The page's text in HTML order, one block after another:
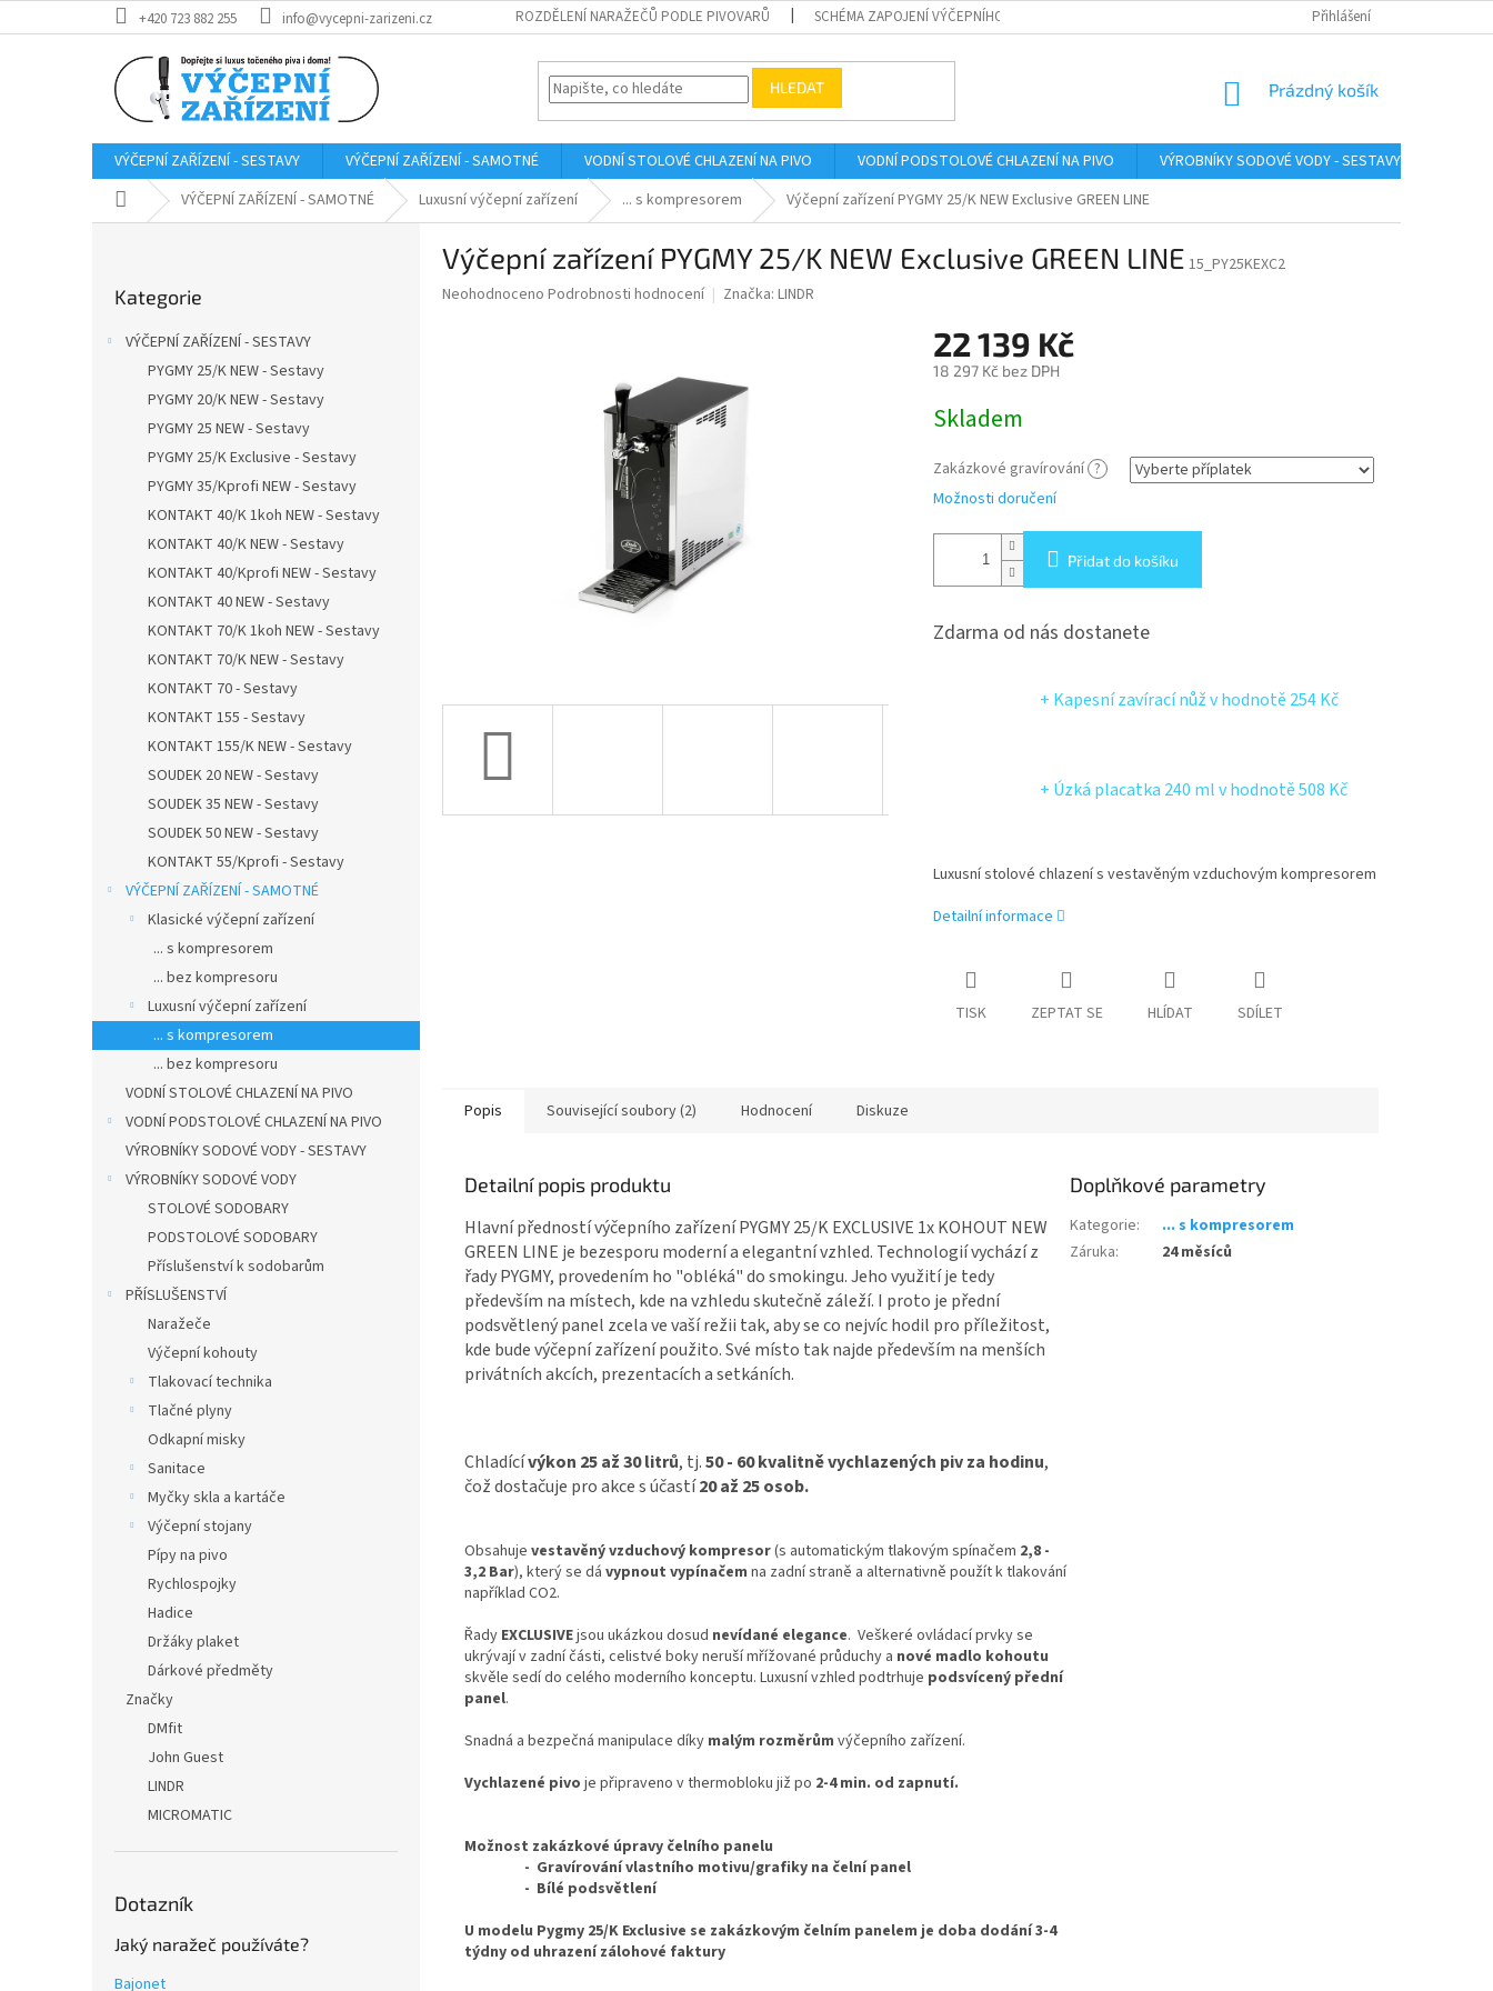
na
+420 723 882 255 info@vycepni-zarizeni.cz ROZDĚLENÍ NARAŽEČŮ PODLE PIVOVARŮ SCHÉMA ZAPOJENÍ VÝČEPNÍHO ZAŘÍZENÍ INSTRUKTÁŽNÍ VIDEA
Přihlášení
HLEDAT
NÁKUPNÍ
Prázdný košík
VÝČEPNÍ ZAŘÍZENÍ - SESTAVY VÝČEPNÍ ZAŘÍZENÍ - SAMOTNÉ VODNÍ STOLOVÉ CHLAZENÍ NA PIVO VODNÍ PODSTOLOVÉ CHLAZENÍ NA PIVO VÝROBNÍKY SODOVÉ VODY - SESTAVY
Domů VÝČEPNÍ ZAŘÍZENÍ - SAMOTNÉ Luxusní výčepní zařízení ... s kompresorem Výčepní zařízení PYGMY 25/K NEW Exclusive GREEN LINE
kategorie
Kategorie
VÝČEPNÍ ZAŘÍZENÍ - SESTAVY
PYGMY 25/K NEW - Sestavy
PYGMY 20/K NEW - Sestavy
PYGMY 25 NEW - Sestavy
PYGMY 25/K Exclusive - Sestavy
PYGMY 35/Kprofi NEW - Sestavy
KONTAKT 40/K 1koh NEW - Sestavy
KONTAKT 40/K NEW - Sestavy
KONTAKT 40/Kprofi NEW - Sestavy
KONTAKT 40 NEW - Sestavy
KONTAKT 70/K 1koh NEW - Sestavy
KONTAKT 70/K NEW - Sestavy
KONTAKT 70 - Sestavy
KONTAKT 155 - Sestavy
KONTAKT 155/K NEW - Sestavy
SOUDEK 20 NEW - Sestavy
SOUDEK 35 NEW - Sestavy
SOUDEK 50 NEW - Sestavy
KONTAKT 55/Kprofi - Sestavy
VÝČEPNÍ ZAŘÍZENÍ - SAMOTNÉ
Klasické výčepní zařízení
... s kompresorem
... bez kompresoru
Luxusní výčepní zařízení
... s kompresorem
... bez kompresoru
VODNÍ STOLOVÉ CHLAZENÍ NA PIVO
VODNÍ PODSTOLOVÉ CHLAZENÍ NA PIVO
VÝROBNÍKY SODOVÉ VODY - SESTAVY
VÝROBNÍKY SODOVÉ VODY
STOLOVÉ SODOBARY
PODSTOLOVÉ SODOBARY
Příslušenství k sodobarům
PŘÍSLUŠENSTVÍ
Naražeče
Výčepní kohouty
Tlakovací technika
Tlačné plyny
Odkapní misky
Sanitace
Myčky skla a kartáče
Výčepní stojany
Pípy na pivo
Rychlospojky
Hadice
Držáky plaket
Dárkové předměty
Značky
DMfit
John Guest
LINDR
MICROMATIC
Dotazník
Jaký naražeč používáte?
Bajonet
Výčepní zařízení PYGMY 25/K NEW Exclusive GREEN LINE 15_PY25KEXC2
Průměrné
Neohodnoceno Podrobnosti hodnocení Značka: LINDR
22 139 Kč
18 297 Kčbez DPH
cena:
Skladem
Zakázkové gravírování ?
Možnosti doručení
Přidat do košíku
Zdarma od nás dostanete
+ Kapesní zavírací nůžv hodnotě 254 Kč
+ Úzká placatka 240 mlv hodnotě 508 Kč
Luxusní stolové chlazení s vestavěným vzduchovým kompresorem
Detailní informace
TISK ZEPTAT SE HLÍDAT SDÍLET
Popis Související soubory (2) Hodnocení Diskuze
Detailní popis produktu
Hlavní předností výčepního zařízení PYGMY 25/K EXCLUSIVE 1x KOHOUT NEW
GREEN LINE je bezesporu moderní a elegantní vzhled. Technologií vychází z
řady PYGMY, provedením ho "obléká" do smokingu. Jeho využití je tedy
především na místech, kde na vzhledu skutečně záleží. I proto je přední
podsvětlený panel zcela ve vaší režii tak, aby se co nejvíc hodil pro příležitost,
kde bude výčepní zařízení použito. Své místo tak najde především na menších
privátních akcích, prezentacích a setkáních.
Chladícívýkon 25 až 30 litrů, tj.50 - 60 kvalitně vychlazených piv za hodinu,
čož dostačuje pro akce s účastí20 až 25 osob.
Obsahuje vestavěný vzduchový kompresor(s automatickým tlakovým spínačem 2,8 -
3,2 Bar), který se dá vypnout vypínačem na zadní straně a alternativně použít k tlakování
například CO­2.
Řady EXCLUSIVEjsou ukázkou dosud nevídané elegance. Veškeré ovládací prvky se
ukrývají v zadní části, celistvé boky neruší mřížované průduchy a nové madlo kohoutu
skvěle sedí do celého moderního konceptu. Luxusní vzhled podtrhuje podsvícený přední
panel.
Snadná a bezpečná manipulace díky malým rozměrům výčepního zařízení.
Vychlazené pivo je připraveno v thermobloku již po 2-4 min. od zapnutí.
Možnost zakázkové úpravy čelního panelu
- Gravírování vlastního motivu/grafiky na čelní panel
- Bílé podsvětlení
U modelu Pygmy 25/K Exclusive se zakázkovým čelním panelem je doba dodání 3-4
týdny od uhrazení zálohové faktury
Doplňkové parametry
Kategorie:
... s kompresorem
Záruka: 24 měsíců